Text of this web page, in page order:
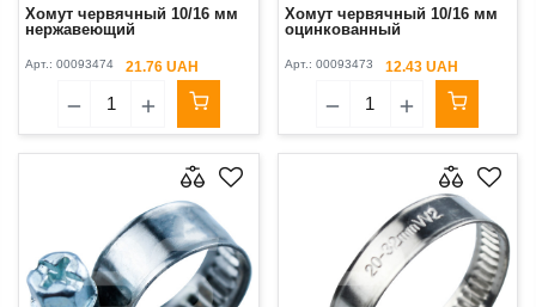
Хомут червячный 10/16 мм
нержавеющий
Арт.: 00093474 21.76 UAH
Хомут червячный 10/16 мм
оцинкованный
Арт.: 00093473 12.43 UAH